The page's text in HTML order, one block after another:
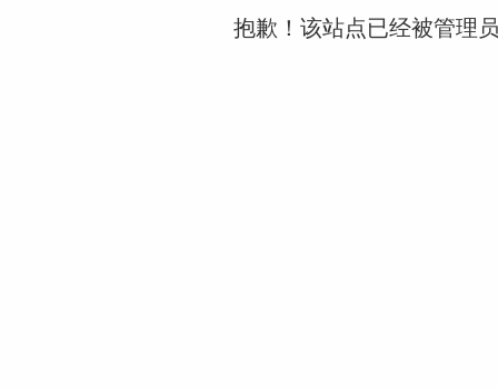
抱歉！该站点已经被管理